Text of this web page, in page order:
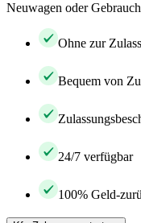
Neuwagen oder
Ohne zur
Bequem von
24/7 verfügbar
100% Geld-